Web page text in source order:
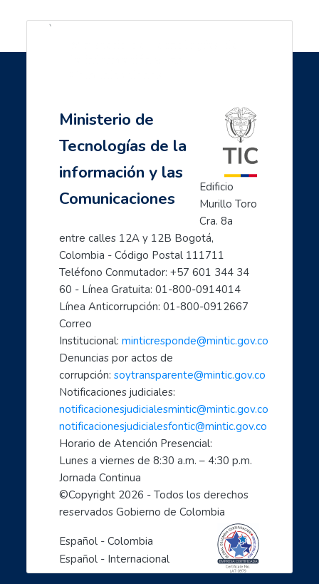
`
Ministerio de
Tecnologías de la
información y las
Comunicaciones
Edificio
Murillo Toro
Cra. 8a
entre calles 12A y 12B Bogotá,
Colombia - Código Postal 111711
Teléfono Conmutador: +57 601 344 34
60 - Línea Gratuita: 01-800-0914014
Línea Anticorrupción: 01-800-0912667
Correo
Institucional: minticresponde@mintic.gov.co
Denuncias por actos de
corrupción: soytransparente@mintic.gov.co
Notificaciones judiciales:
notificacionesjudicialesmintic@mintic.gov.co
notificacionesjudicialesfontic@mintic.gov.co
Horario de Atención Presencial:
Lunes a viernes de 8:30 a.m. – 4:30 p.m.
Jornada Continua
©Copyright 2026 - Todos los derechos
reservados Gobierno de Colombia
Español - Colombia
Español - Internacional